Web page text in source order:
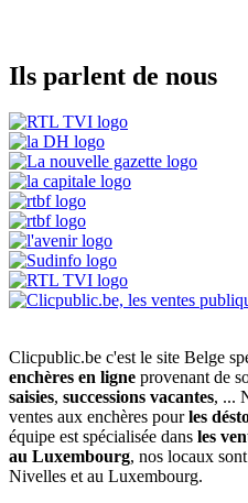
Ils parlent de nous
Clicpublic.be c'est le site Belge
enchères en ligne provenant de
saisies, successions vacantes, ...
ventes aux enchères pourles
équipe est spécialisée dans les
au Luxembourg, nos locaux
Nivelles et au Luxembourg.